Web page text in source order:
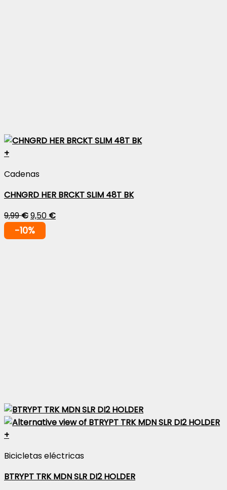
+
Cadenas
CHNGRD HER BRCKT SLIM 48T BK
9,99€9,50 €
-10%
+
Bicicletas eléctricas
BTRYPT TRK MDN SLR DI2 HOLDER